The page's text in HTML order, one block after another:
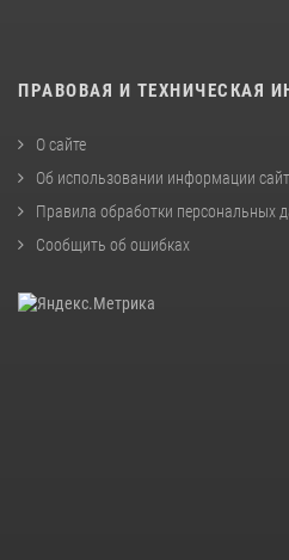
ПРАВОВАЯ И ТЕХНИЧЕСКАЯ
О сайте
Об использовании информации
Правила обработки персональных
Сообщить об ошибках